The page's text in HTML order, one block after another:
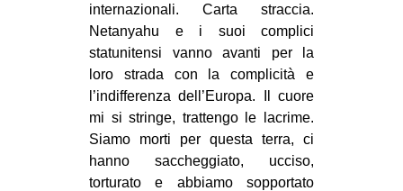
CULTURE
ARTE
CINEMA
MANIFESTI
MUSICA
RECENSIONI
internazionali. Carta straccia.
Netanyahu e i suoi complici
statunitensi vanno avanti per la
loro strada con la complicità e
l’indifferenza dell’Europa. Il cuore
mi si stringe, trattengo le lacrime.
Siamo morti per questa terra, ci
hanno saccheggiato, ucciso,
torturato e abbiamo sopportato